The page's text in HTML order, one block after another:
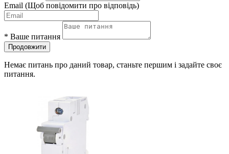
Email (Щоб повідомити про відповідь)
* Ваше питання
Продовжити
Немає питань про даний товар, станьте першим і задайте своє
питання.